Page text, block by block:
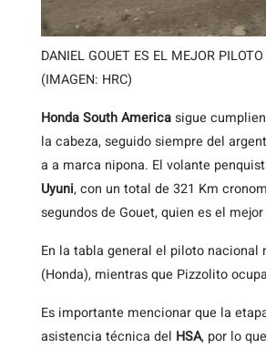
DANIEL GOUET ES EL MEJOR
(IMAGEN: HRC)
Honda South Americasigue
la cabeza, seguido siempre del
a a marca nipona. El volante
Uyuni, con un total de 321 Km
segundos de Gouet, quien es el
En la tabla general el piloto
(Honda), mientras que Pizzolito
Es importante mencionar que la
asistencia técnica del HSA, por lo